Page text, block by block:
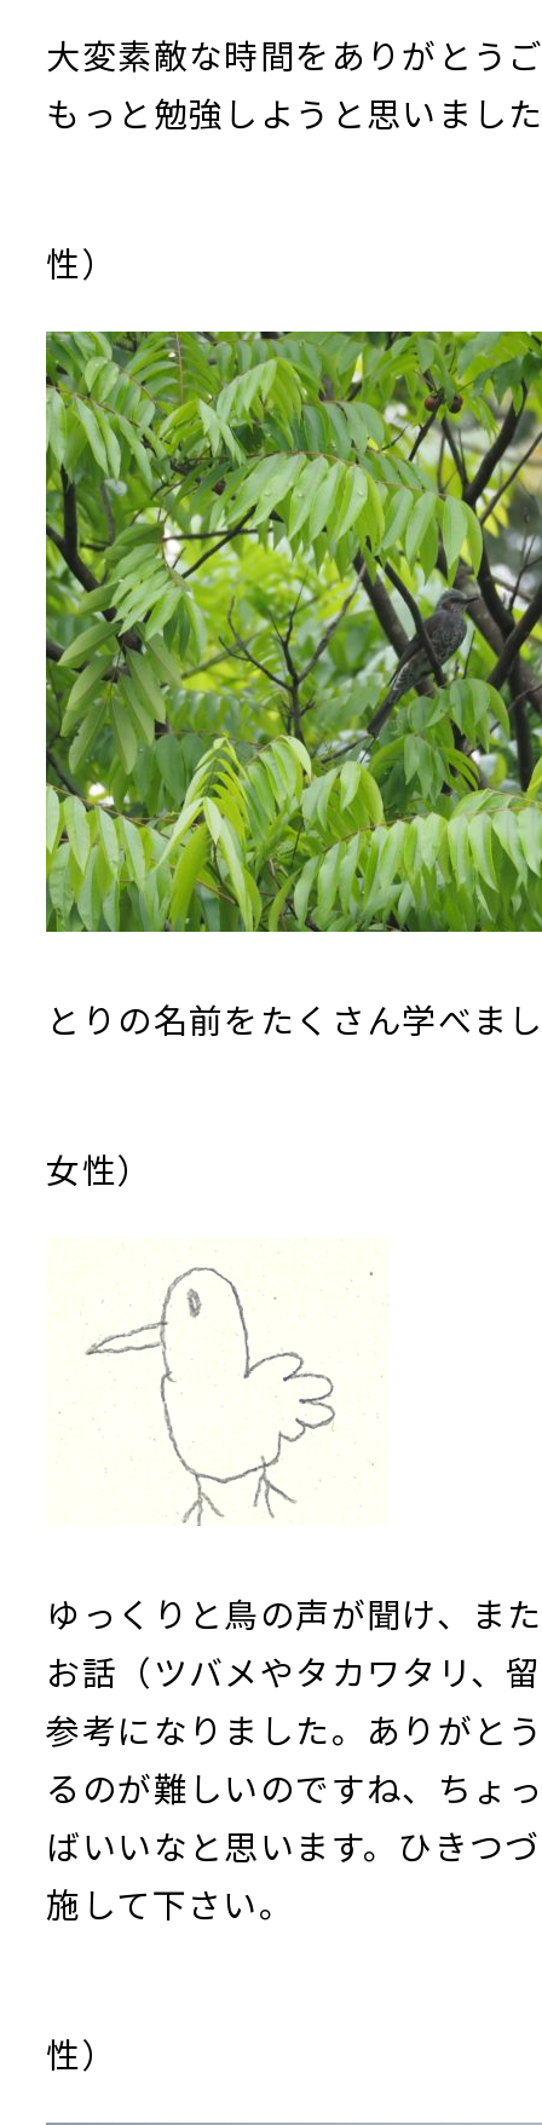
大変素敵な時間をありがとう
もっと勉強しようと思いまし
性）
とりの名前をたくさん学べま
女性）
ゆっくりと鳥の声が聞け、ま
お話（ツバメやタカワタリ、
参考になりました。ありがと
るのが難しいのですね、ちょ
ばいいなと思います。ひきつ
施して下さい。
性）